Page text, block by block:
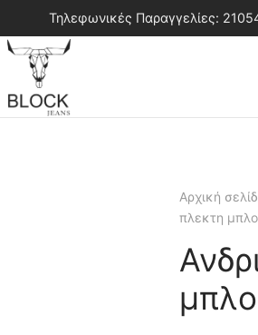
Τηλεφωνικές Παραγγελίες:
Αρχική
πλεκτη